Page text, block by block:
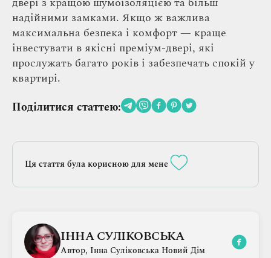
надійними замками. Якщо ж важлива
максимальна безпека і комфорт — краще
інвестувати в якісні преміум-двері, які
прослужать багато років і забезпечать спокій у
квартирі.
Поділитися статтею:
Ця стаття була корисною для мене
ІННА СУЛІКОВСЬКА
Автор, Інна Суліковська Новий Дім